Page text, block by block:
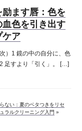
ます唇：色を
色を引き出す
ケア
）1 鏡の中の自分に、色
足すより「引く」。 […]
ない：夏のベタつきをリセ
ラルクリーニング入門 »